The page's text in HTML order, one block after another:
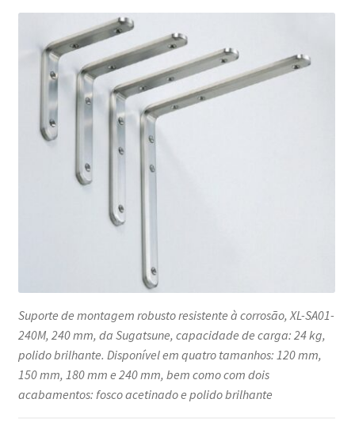
Sugatsune
LAMP®
(Japão)
Suporte de montagem robusto resistente à corrosão, XL-SA01-
240M, 240 mm, da Sugatsune, capacidade de carga: 24 kg,
polido brilhante. Disponível em quatro tamanhos: 120 mm,
150 mm, 180 mm e 240 mm, bem como com dois
acabamentos: fosco acetinado e polido brilhante